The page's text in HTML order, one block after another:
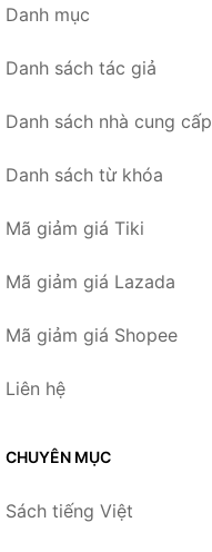
Danh mục
Danh sách tác giả
Danh sách nhà cung cấp
Danh sách từ khóa
Mã giảm giá Tiki
Mã giảm giá Lazada
Mã giảm giá Shopee
Liên hệ
CHUYÊN MỤC
Sách tiếng Việt